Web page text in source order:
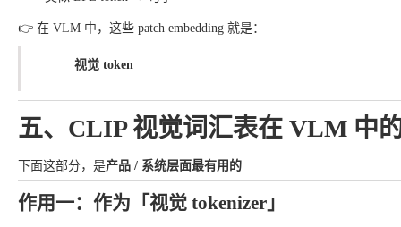
👉 在 VLM 中，这些 patch embedding 就是：
视觉 token
五、CLIP 视觉词汇表在 VLM 中
下面这部分，是产品 / 系统层面最有用的
作用一：作为「视觉 tokenizer」